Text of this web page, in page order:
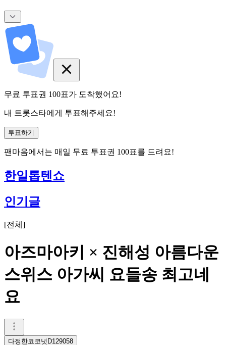
무료 투표권 100표가 도착했어요!
내 트롯스타에게 투표해주세요!
투표하기
팬마음에서는 매일 무료 투표권 100표를 드려요!
한일톱텐쇼
인기글
[전체 ]
아즈마아키 × 진해성 아름다운
스위스 아가씨 요들송 최고네
요
다정한코코넛D129058